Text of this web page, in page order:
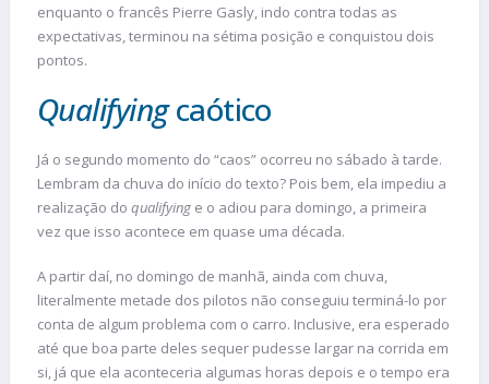
enquanto o francês Pierre Gasly, indo contra todas as
expectativas, terminou na sétima posição e conquistou dois
pontos.
Qualifyingcaótico
Já o segundo momento do “caos” ocorreu no sábado à tarde.
Lembram da chuva do início do texto? Pois bem, ela impediu a
realização do qualifying e o adiou para domingo, a primeira
vez que isso acontece em quase uma década.
A partir daí, no domingo de manhã, ainda com chuva,
literalmente metade dos pilotos não conseguiu terminá-lo por
conta de algum problema com o carro. Inclusive, era esperado
até que boa parte deles sequer pudesse largar na corrida em
si, já que ela aconteceria algumas horas depois e o tempo era